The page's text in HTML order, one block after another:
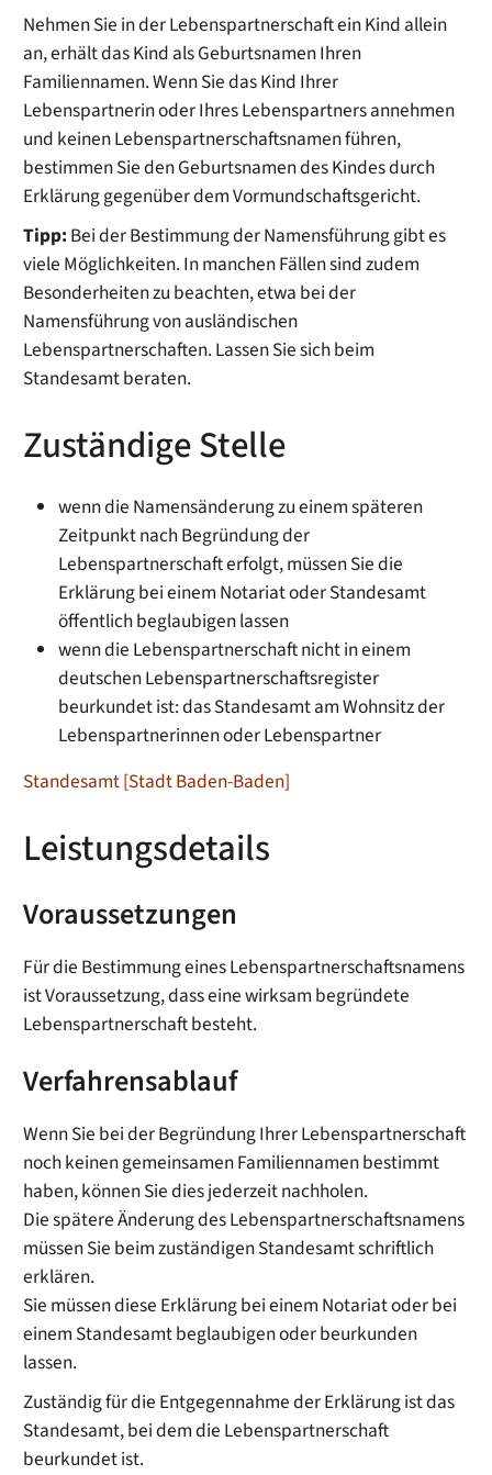
Nehmen Sie in der Lebenspartnerschaft ein Kind allein
an, erhält das Kind als Geburtsnamen Ihren
Familiennamen. Wenn Sie das Kind Ihrer
Lebenspartnerin oder Ihres Lebenspartners annehmen
und keinen Lebenspartnerschaftsnamen führen,
bestimmen Sie den Geburtsnamen des Kindes durch
Erklärung gegenüber dem Vormundschaftsgericht.
Tipp: Bei der Bestimmung der Namensführung gibt es
viele Möglichkeiten. In manchen Fällen sind zudem
Besonderheiten zu beachten, etwa bei der
Namensführung von ausländischen
Lebenspartnerschaften. Lassen Sie sich beim
Standesamt beraten.
Zuständige Stelle
wenn die Namensänderung zu einem späteren
Zeitpunkt nach Begründung der
Lebenspartnerschaft erfolgt, müssen Sie die
Erklärung bei einem Notariat oder Standesamt
öffentlich beglaubigen lassen
wenn die Lebenspartnerschaft nicht in einem
deutschen Lebenspartnerschaftsregister
beurkundet ist: das Standesamt am Wohnsitz der
Lebenspartnerinnen oder Lebenspartner
Standesamt [Stadt Baden-Baden]
Leistungsdetails
Voraussetzungen
Für die Bestimmung eines Lebenspartnerschaftsnamens
ist Voraussetzung, dass eine wirksam begründete
Lebenspartnerschaft besteht.
Verfahrensablauf
Wenn Sie bei der Begründung Ihrer Lebenspartnerschaft
noch keinen gemeinsamen Familiennamen bestimmt
haben, können Sie dies jederzeit nachholen.
Die spätere Änderung des Lebenspartnerschaftsnamens
müssen Sie beim zuständigen Standesamt schriftlich
erklären.
Sie müssen diese Erklärung bei einem Notariat oder bei
einem Standesamt beglaubigen oder beurkunden
lassen.
Zuständig für die Entgegennahme der Erklärung ist das
Standesamt, bei dem die Lebenspartnerschaft
beurkundet ist.